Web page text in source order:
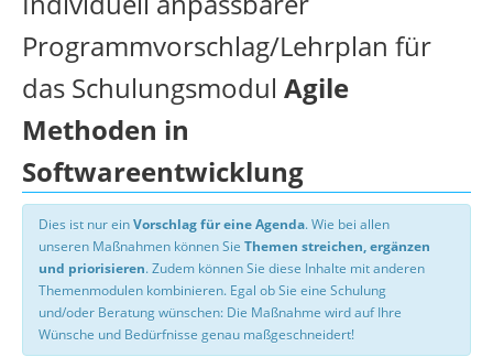
Programmvorschlag/Lehrplan für
das Schulungsmodul Agile
Methoden in
Softwareentwicklung
Dies ist nur einVorschlag für eine Agenda. Wie bei allen
unseren Maßnahmen können Sie Themen streichen, ergänzen
und priorisieren. Zudem können Sie diese Inhalte mit anderen
Themenmodulen kombinieren. Egal ob Sie eine Schulung
und/oder Beratung wünschen: Die Maßnahme wird auf Ihre
Wünsche und Bedürfnisse genau maßgeschneidert!